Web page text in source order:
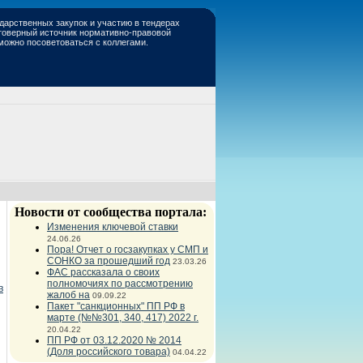
закупок и участию в тендерах
источник нормативно-правовой
посоветоваться с коллегами.
Новости от сообщества портала:
Изменения ключевой ставки
24.06.26
Пора! Отчет о госзакупках у СМП и
СОНКО за прошедший год 23.03.26
ФАС рассказала о своих
полномочиях по рассмотрению
жалоб на 09.09.22
Пакет "санкционных" ПП РФ в
марте (№№301, 340, 417) 2022 г.
20.04.22
ПП РФ от 03.12.2020 № 2014
(Доля российского товара) 04.04.22